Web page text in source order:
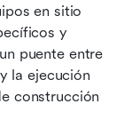
en sitio
y
puente entre
la ejecución
construcción